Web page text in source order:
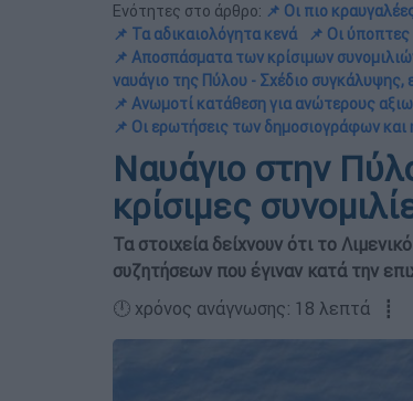
Ενότητες στο άρθρο: 📌 Οι πιο
📌 Τα αδικαιολόγητα κενά
📌 Οι ύποπτες
📌 Αποσπάσματα των κρίσιμων
ναυάγιο της Πύλου - Σχέδιο συγκάλυψης,
📌 Ανωμοτί κατάθεση για ανώτερους
📌 Οι ερωτήσεις των δημοσιογράφων και
Ναυάγιο στην
κρίσιμες
Τα στοιχεία δείχνουν ότι το
συζητήσεων που έγιναν κατά την
🕛 χρόνος ανάγνωσης: 18 λεπτά ┋